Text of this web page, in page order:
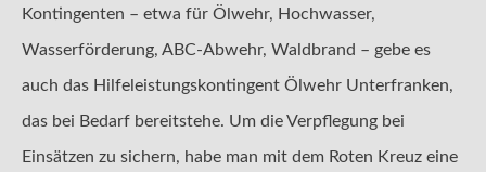
Kontingenten – etwa für Ölwehr, Hochwasser,
Wasserförderung, ABC-Abwehr, Waldbrand – gebe es
auch das Hilfeleistungskontingent Ölwehr Unterfranken,
das bei Bedarf bereitstehe. Um die Verpflegung bei
Einsätzen zu sichern, habe man mit dem Roten Kreuz eine